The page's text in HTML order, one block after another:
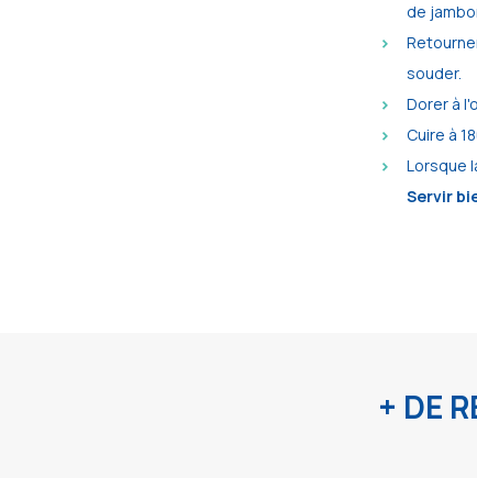
de
souder.
Dorer à
Cuire à
Lorsque
Servir
+ DE